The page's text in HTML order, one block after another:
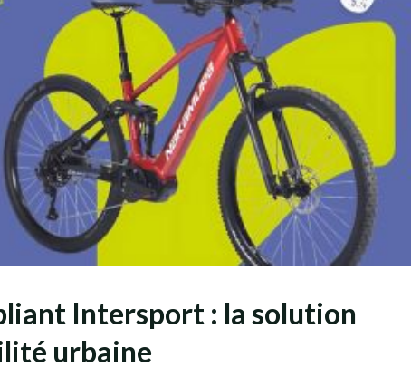
Intersport : la solution
urbaine